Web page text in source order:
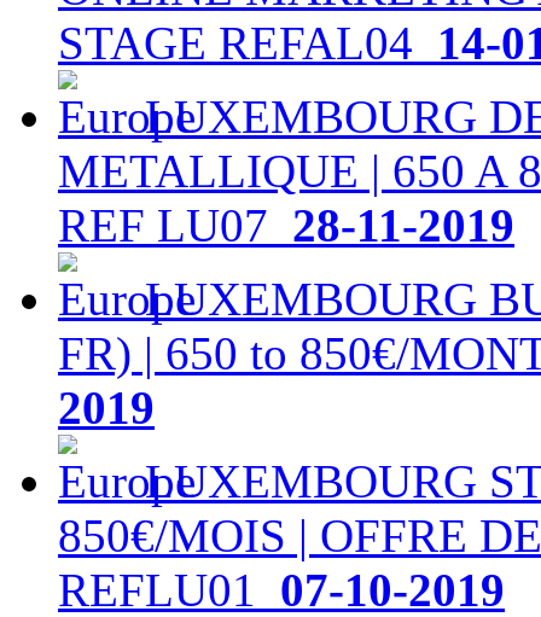
STAGE REFAL04 14-
LUXEMBOURG
METALLIQUE | 650 A
REF LU07 28-11-2019
LUXEMBOURG
FR) | 650 to 850€/
2019
LUXEMBOURG
850€/MOIS | OFFRE
REFLU01 07-10-2019